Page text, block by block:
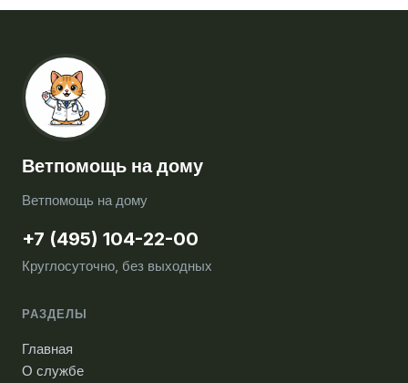
Ветпомощь на дому
Ветпомощь на дому
+7 (495) 104-22-00
Круглосуточно, без выходных
РАЗДЕЛЫ
Главная
О службе